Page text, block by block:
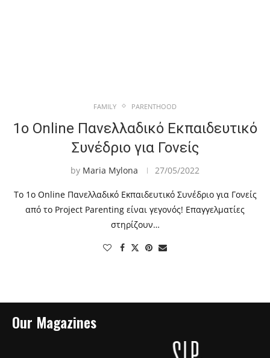
FAMILY PARENTHOOD
1ο Online Πανελλαδικό Εκπαιδευτικό
Συνέδριο για Γονείς
by Maria Mylona 27/05/2022
Το 1ο Online Πανελλαδικό Εκπαιδευτικό Συνέδριο για Γονείς
από το Project Parenting είναι γεγονός! Eπαγγελματίες
στηρίζουν…
Our Magazines